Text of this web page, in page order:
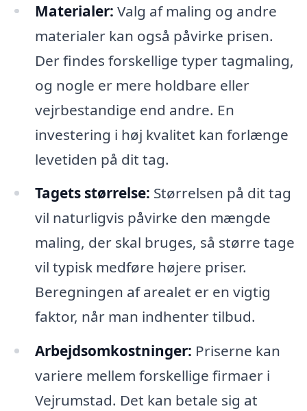
Materialer: Valg af maling og andre
materialer kan også påvirke prisen.
Der findes forskellige typer tagmaling,
og nogle er mere holdbare eller
vejrbestandige end andre. En
investering i høj kvalitet kan forlænge
levetiden på dit tag.
Tagets størrelse: Størrelsen på dit tag
vil naturligvis påvirke den mængde
maling, der skal bruges, så større tage
vil typisk medføre højere priser.
Beregningen af arealet er en vigtig
faktor, når man indhenter tilbud.
Arbejdsomkostninger: Priserne kan
variere mellem forskellige firmaer i
Vejrumstad. Det kan betale sig at